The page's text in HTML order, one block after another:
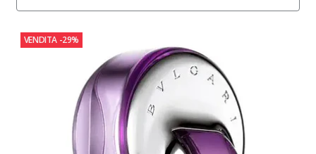
VENDITA -29%